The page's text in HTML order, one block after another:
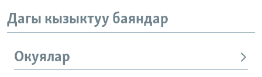
Дагы кызыктуу баяндар
Окуялар